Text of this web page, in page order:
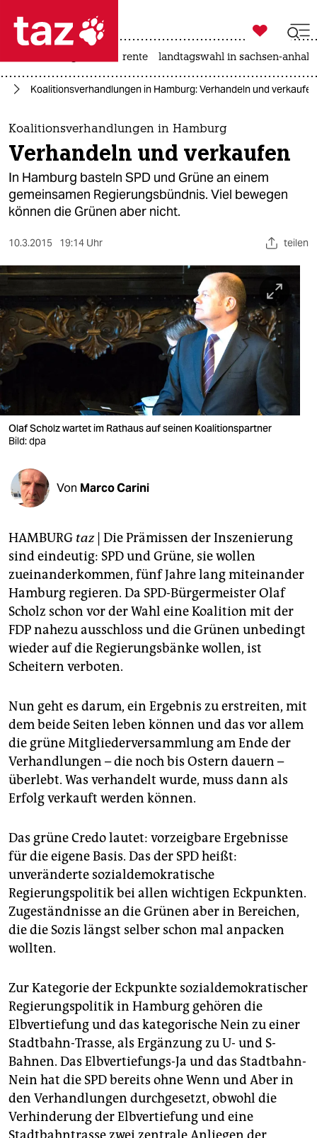
 taz zahl ich
taz zahl ich
themen
politik
öko
berlin
nord
verlag
verlag
veranstaltungen
shop
unterstützen
abo
genossenschaft
epaper login

taz zahl ich
rente landtagswahl in sachsen-anhalt
Koalitionsverhandlungen in Hamburg: Verhandeln und verkaufen
Koalitionsverhandlungen in Hamburg
Verhandeln und verkaufen
In Hamburg basteln SPD und Grüne an einem
gemeinsamen Regierungsbündnis. Viel bewegen
können die Grünen aber nicht.
10.3.2015 19:14 Uhr teilen
Olaf Scholz wartet im Rathaus auf seinen Koalitionspartner
Bild: dpa
Von Marco Carini
HAMBURG taz| Die Prämissen der Inszenierung
sind eindeutig: SPD und Grüne, sie wollen
zueinanderkommen, fünf Jahre lang miteinander
Hamburg regieren. Da SPD-Bürgermeister Olaf
Scholz schon vor der Wahl eine Koalition mit der
FDP nahezu ausschloss und die Grünen unbedingt
wieder auf die Regierungsbänke wollen, ist
Scheitern verboten.
Nun geht es darum, ein Ergebnis zu erstreiten, mit
dem beide Seiten leben können und das vor allem
die grüne Mitgliederversammlung am Ende der
Verhandlungen – die noch bis Ostern dauern –
überlebt. Was verhandelt wurde, muss dann als
Erfolg verkauft werden können.
Das grüne Credo lautet: vorzeigbare Ergebnisse
für die eigene Basis. Das der SPD heißt:
unveränderte sozialdemokratische
Regierungspolitik bei allen wichtigen Eckpunkten.
Zugeständnisse an die Grünen aber in Bereichen,
die die Sozis längst selber schon mal anpacken
wollten.
Zur Kategorie der Eckpunkte sozialdemokratischer
Regierungspolitik in Hamburg gehören die
Elbvertiefung und das kategorische Nein zu einer
Stadtbahn-Trasse, als Ergänzung zu U- und S-
Bahnen. Das Elbvertiefungs-Ja und das Stadtbahn-
Nein hat die SPD bereits ohne Wenn und Aber in
den Verhandlungen durchgesetzt, obwohl die
Verhinderung der Elbvertiefung und eine